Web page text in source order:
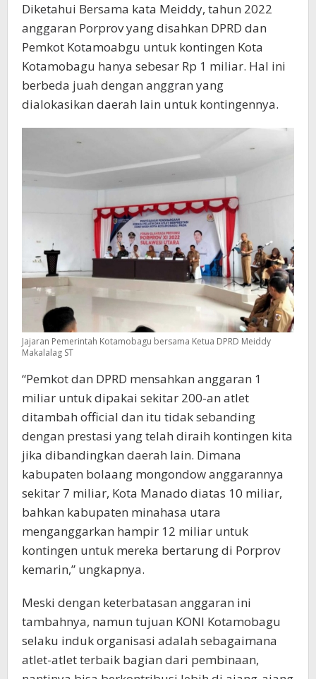
Diketahui Bersama kata Meiddy, tahun 2022
anggaran Porprov yang disahkan DPRD dan
Pemkot Kotamoabgu untuk kontingen Kota
Kotamobagu hanya sebesar Rp 1 miliar. Hal ini
berbeda juah dengan anggran yang
dialokasikan daerah lain untuk kontingennya.
Jajaran Pemerintah Kotamobagu bersama Ketua DPRD Meiddy
Makalalag ST
“Pemkot dan DPRD mensahkan anggaran 1
miliar untuk dipakai sekitar 200-an atlet
ditambah official dan itu tidak sebanding
dengan prestasi yang telah diraih kontingen kita
jika dibandingkan daerah lain. Dimana
kabupaten bolaang mongondow anggarannya
sekitar 7 miliar, Kota Manado diatas 10 miliar,
bahkan kabupaten minahasa utara
menganggarkan hampir 12 miliar untuk
kontingen untuk mereka bertarung di Porprov
kemarin,” ungkapnya.
Meski dengan keterbatasan anggaran ini
tambahnya, namun tujuan KONI Kotamobagu
selaku induk organisasi adalah sebagaimana
atlet-atlet terbaik bagian dari pembinaan,